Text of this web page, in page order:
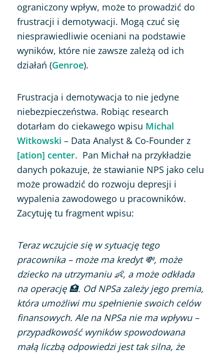
ograniczony wpływ, może to prowadzić do
frustracji i demotywacji. Mogą czuć się
niesprawiedliwie oceniani na podstawie
wyników, które nie zawsze zależą od ich
działań (Genroe).
Frustracja i demotywacja to nie jedyne
niebezpieczeństwa. Robiąc research
dotarłam do ciekawego wpisu Michal
Witkowski – Data Analyst & Co-Founder z
[ation] center. Pan Michał na przykładzie
danych pokazuje, że stawianie NPS jako celu
może prowadzić do rozwoju depresji i
wypalenia zawodowego u pracowników.
Zacytuję tu fragment wpisu:
Teraz wczujcie się w sytuację tego
pracownika – może ma kredyt 💸, może
dziecko na utrzymaniu 👶, a może odkłada
na operację 🏥. Od NPSa zależy jego premia,
która umożliwi mu spełnienie swoich celów
finansowych. Ale na NPSa nie ma wpływu –
przypadkowość wyników spowodowana
małą liczbą odpowiedzi jest tak silna, że